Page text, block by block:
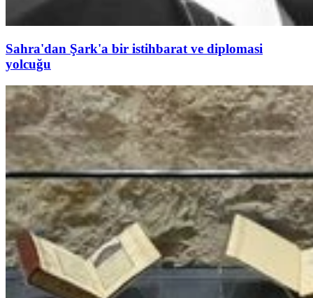
Sahra'dan Şark'a bir istihbarat ve diplomasi
yolcuğu